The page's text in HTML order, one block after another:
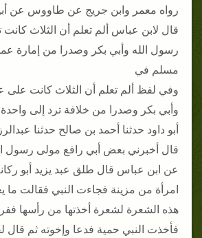
رواه معمر وابن جريج عن طاووس عن أبيه
قال لابن عباس ألم تعلم أن الثلاث
رسول الله وأبي بكر وصدرا من إمارة
مسلم في
وفي لفظ ألم تعلم أن الثلاث كانت على
وأبي بكر وصدرا من خلافة ترد إلى
أبو داود حدثنا أحمد بن صالح حدثنا
قال أخبرني بعض أبي رافع مولى رسول
عن ابن عباس قال طلق عبد يزيد أبو
امرأة من مزينة فجاءت النبي فقالت ما
هذه الشعرة لشعرة أخذتها من رأسها
فأخذت النبي حمية فدعا وإخوته ثم قال